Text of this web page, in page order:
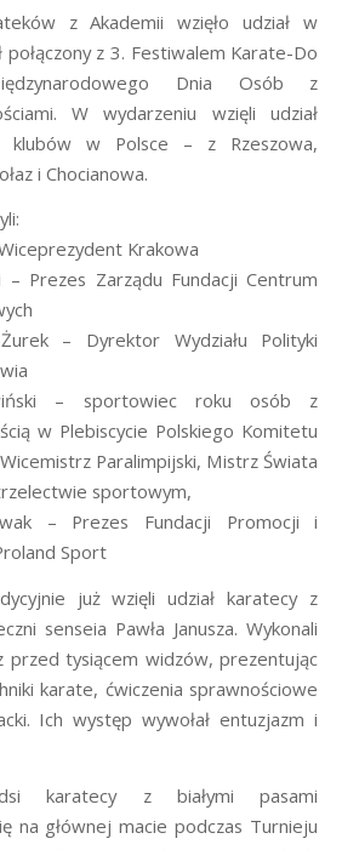
z Akademii wzięło udział w
z 3. Festiwalem Karate-Do
Dnia Osób z
W wydarzeniu wzięli udział
klubów w Polsce – z Rzeszowa,
i Chocianowa.
Krakowa
– Prezes Zarządu Fundacji Centrum
– Dyrektor Wydziału Polityki
– sportowiec roku osób z
w Plebiscycie Polskiego Komitetu
Paralimpijski, Mistrz Świata
sportowym,
– Prezes Fundacji Promocji i
Sport
już wzięli udział karatecy z
senseia Pawła Janusza. Wykonali
przed tysiącem widzów, prezentując
karate, ćwiczenia sprawnościowe
Ich występ wywołał entuzjazm i
karatecy z białymi pasami
na głównej macie podczas Turnieju